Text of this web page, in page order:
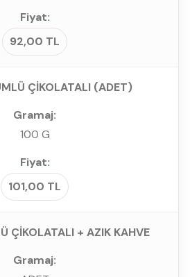
92,00 TL
ÇİKOLATALI (ADET)
100 G
101,00 TL
ÇİKOLATALI + AZIK KAHVE